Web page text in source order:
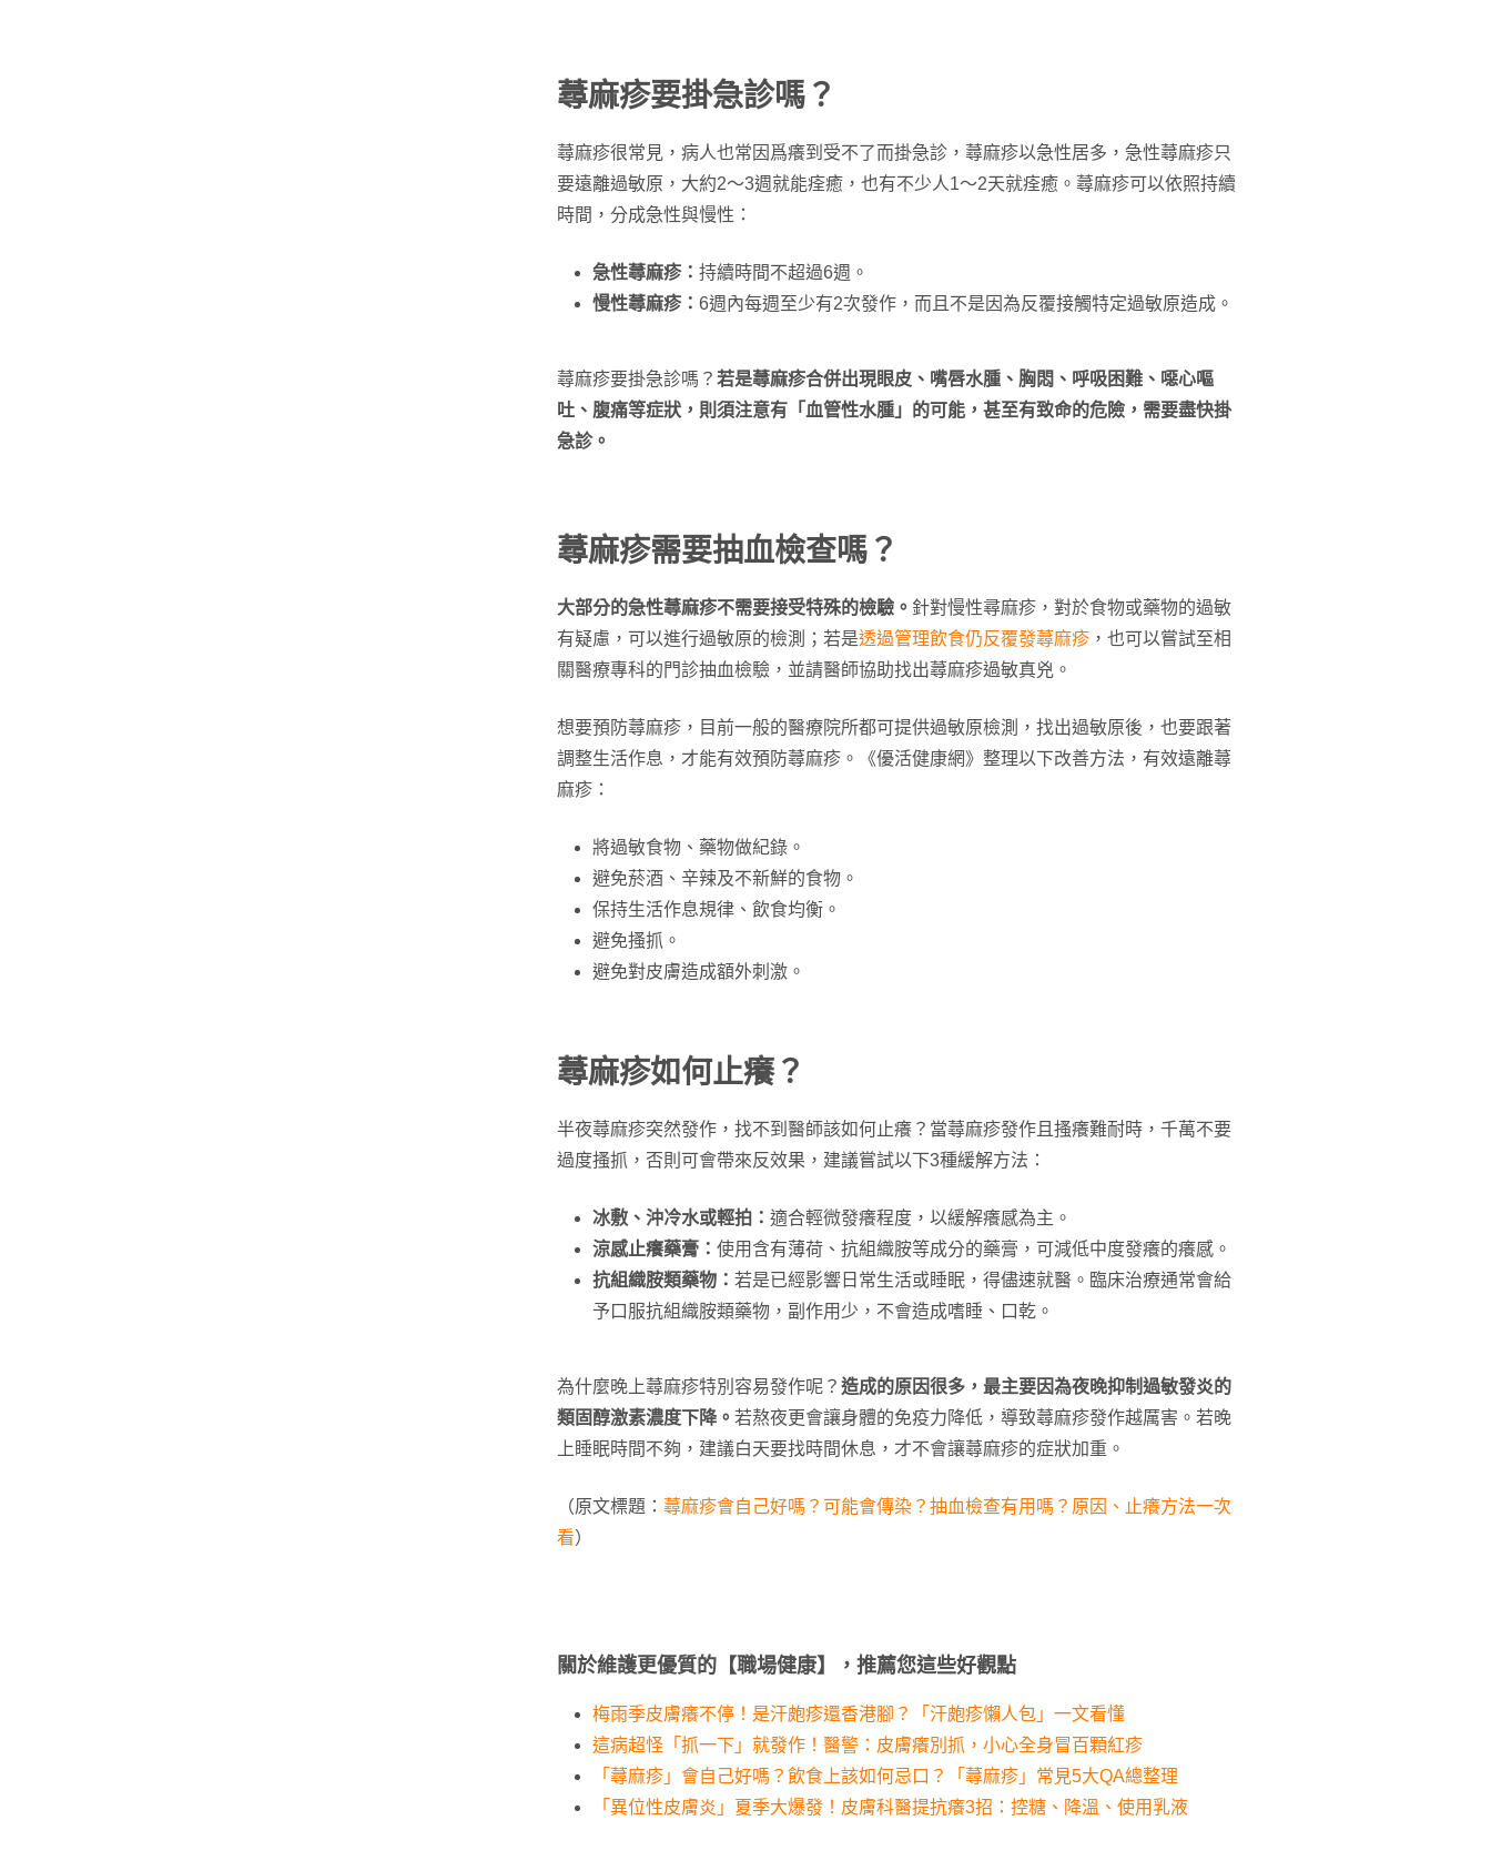
蕁麻疹要掛急診嗎？
蕁麻疹很常見，病人也常因爲癢到受不了而掛急診，蕁麻疹以急性居多，急性蕁麻疹只
要遠離過敏原，大約2～3週就能痊癒，也有不少人1～2天就痊癒。蕁麻疹可以依照持續
時間，分成急性與慢性：
急性蕁麻疹： 持續時間不超過6週。
慢性蕁麻疹： 6週內每週至少有2次發作，而且不是因為反覆接觸特定過敏原造成。
蕁麻疹要掛急診嗎？ 若是蕁麻疹合併出現眼皮、嘴唇水腫、胸悶、呼吸困難、噁心嘔
吐、腹痛等症狀，則須注意有「血管性水腫」的可能，甚至有致命的危險，需要盡快掛
急診。
蕁麻疹需要抽血檢查嗎？
大部分的急性蕁麻疹不需要接受特殊的檢驗。 針對慢性尋麻疹，對於食物或藥物的過敏
有疑慮，可以進行過敏原的檢測；若是透過管理飲食仍反覆發蕁麻疹 ，也可以嘗試至相
關醫療專科的門診抽血檢驗，並請醫師協助找出蕁麻疹過敏真兇。
想要預防蕁麻疹，目前一般的醫療院所都可提供過敏原檢測，找出過敏原後，也要跟著
調整生活作息，才能有效預防蕁麻疹。《優活健康網》整理以下改善方法，有效遠離蕁
麻疹：
將過敏食物、藥物做紀錄。
避免菸酒、辛辣及不新鮮的食物。
保持生活作息規律、飲食均衡。
避免搔抓。
避免對皮膚造成額外刺激。
蕁麻疹如何止癢？
半夜蕁麻疹突然發作，找不到醫師該如何止癢？當蕁麻疹發作且搔癢難耐時，千萬不要
過度搔抓，否則可會帶來反效果，建議嘗試以下3種緩解方法：
冰敷、沖冷水或輕拍： 適合輕微發癢程度，以緩解癢感為主。
涼感止癢藥膏： 使用含有薄荷、抗組織胺等成分的藥膏，可減低中度發癢的癢感。
抗組織胺類藥物： 若是已經影響日常生活或睡眠，得儘速就醫。臨床治療通常會給
予口服抗組織胺類藥物，副作用少，不會造成嗜睡、口乾。
為什麼晚上蕁麻疹特別容易發作呢？ 造成的原因很多，最主要因為夜晚抑制過敏發炎的
類固醇激素濃度下降。 若熬夜更會讓身體的免疫力降低，導致蕁麻疹發作越厲害。若晚
上睡眠時間不夠，建議白天要找時間休息，才不會讓蕁麻疹的症狀加重。
（原文標題： 蕁麻疹會自己好嗎？可能會傳染？抽血檢查有用嗎？原因、止癢方法一次
看）
關於維護更優質的【職場健康】，推薦您這些好觀點
梅雨季皮膚癢不停！是汗皰疹還香港腳？「汗皰疹懶人包」一文看懂
這病超怪「抓一下」就發作！醫警：皮膚癢別抓，小心全身冒百顆紅疹
「蕁麻疹」會自己好嗎？飲食上該如何忌口？「蕁麻疹」常見5大QA總整理
「異位性皮膚炎」夏季大爆發！皮膚科醫提抗癢3招：控糖、降溫、使用乳液